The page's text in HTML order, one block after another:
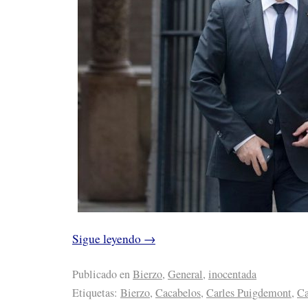
Sigue leyendo →
Publicado enBierzo, General, inocentada
Etiquetas: Bierzo, Cacabelos, Carles Puigdemont,